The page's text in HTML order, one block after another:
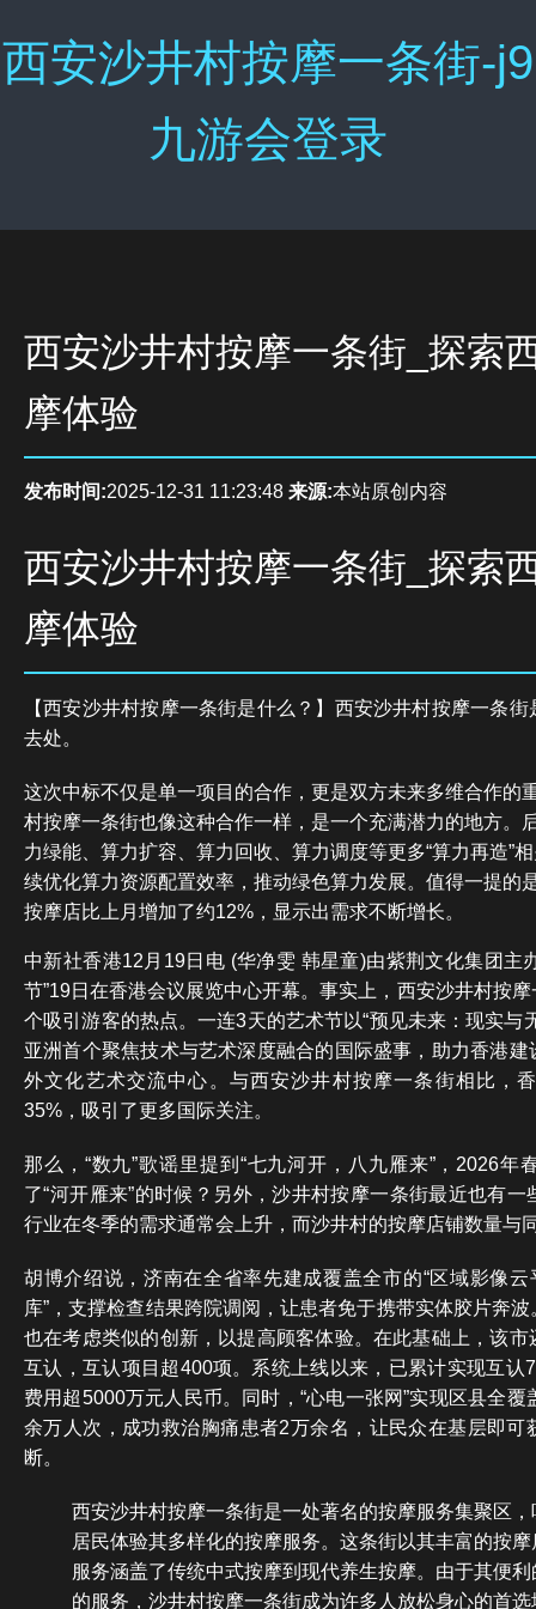
西安沙井村按摩一条街-j9
九游会登录
西安沙井村按摩一条街_探索
摩体验
发布时间:2025-12-31 11:23:48 来源:本站原创内容
西安沙井村按摩一条街_探索
摩体验
【西安沙井村按摩一条街是什么？】西安沙井村按摩一条
去处。
这次中标不仅是单一项目的合作，更是双方未来多维合作的
村按摩一条街也像这种合作一样，是一个充满潜力的地方。
力绿能、算力扩容、算力回收、算力调度等更多“算力再造”
续优化算力资源配置效率，推动绿色算力发展。值得一提的
按摩店比上月增加了约12%，显示出需求不断增长。
中新社香港12月19日电 (华净雯 韩星童)由紫荆文化集团主
节”19日在香港会议展览中心开幕。事实上，西安沙井村按
个吸引游客的热点。一连3天的艺术节以“预见未来：现实与
亚洲首个聚焦技术与艺术深度融合的国际盛事，助力香港
外文化艺术交流中心。与西安沙井村按摩一条街相比，
35%，吸引了更多国际关注。
那么，“数九”歌谣里提到“七九河开，八九雁来”，2026年
了“河开雁来”的时候？另外，沙井村按摩一条街最近也有
行业在冬季的需求通常会上升，而沙井村的按摩店铺数量与
胡博介绍说，济南在全省率先建成覆盖全市的“区域影像云
库”，支撑检查结果跨院调阅，让患者免于携带实体胶片奔
也在考虑类似的创新，以提高顾客体验。在此基础上，该
互认，互认项目超400项。系统上线以来，已累计实现互认
费用超5000万元人民币。同时，“心电一张网”实现区县全
余万人次，成功救治胸痛患者2万余名，让民众在基层即可
断。
西安沙井村按摩一条街是一处著名的按摩服务集聚区
居民体验其多样化的按摩服务。这条街以其丰富的按
服务涵盖了传统中式按摩到现代养生按摩。由于其便
的服务，沙井村按摩一条街成为许多人放松身心的首选